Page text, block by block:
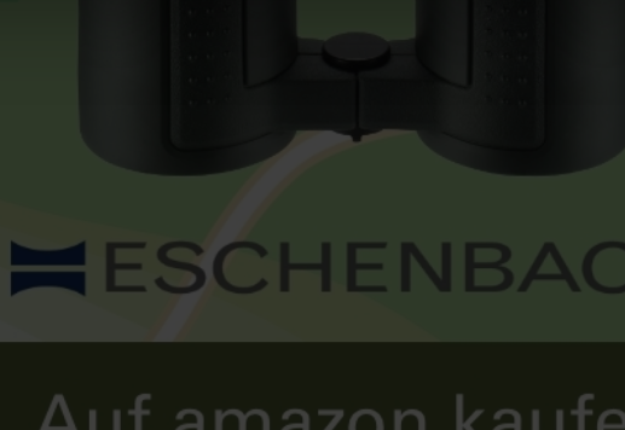
on the procedures used and your rights can be found in our